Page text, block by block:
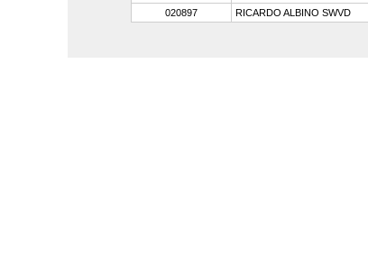
020897
RICARDO ALBINO SWVD